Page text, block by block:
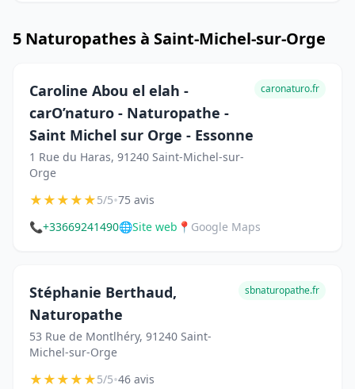
5 Naturopathes à Saint-Michel-sur-Orge
Caroline Abou el elah -
carO’naturo - Naturopathe -
Saint Michel sur Orge - Essonne
1 Rue du Haras, 91240 Saint-Michel-sur-
Orge
caronaturo.fr
★★★★★5/5•75 avis
📞+33669241490🌐Site web 📍 Google Maps
Stéphanie Berthaud,
Naturopathe
53 Rue de Montlhéry, 91240 Saint-
Michel-sur-Orge
sbnaturopathe.fr
★★★★★5/5•46 avis